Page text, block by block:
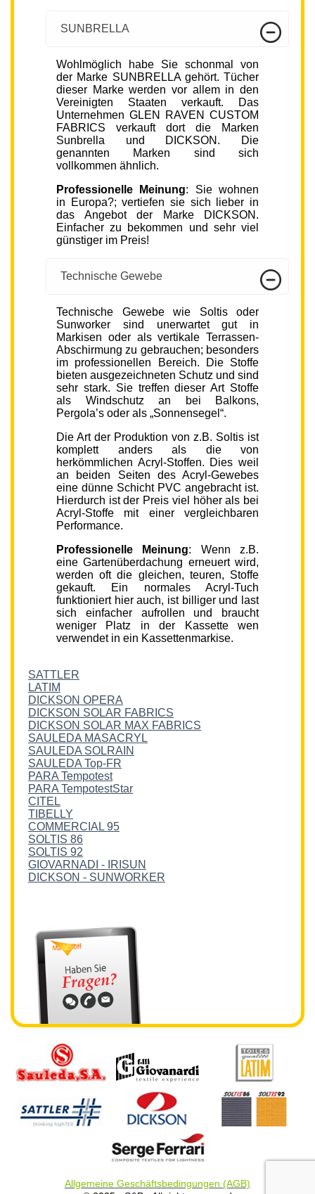
SUNBRELLA
Wohlmöglich habe Sie schonmal von
der Marke SUNBRELLA gehört. Tücher
dieser Marke werden vor allem in den
Vereinigten Staaten verkauft. Das
Unternehmen GLEN RAVEN CUSTOM
FABRICS verkauft dort die Marken
Sunbrella und DICKSON. Die
genannten Marken sind sich
vollkommen ähnlich.
Professionelle Meinung: Sie wohnen
in Europa?; vertiefen sie sich lieber in
das Angebot der Marke DICKSON.
Einfacher zu bekommen und sehr viel
günstiger im Preis!
Technische Gewebe
Technische Gewebe wie Soltis oder
Sunworker sind unerwartet gut in
Markisen oder als vertikale Terrassen-
Abschirmung zu gebrauchen; besonders
im professionellen Bereich. Die Stoffe
bieten ausgezeichneten Schutz und sind
sehr stark. Sie treffen dieser Art Stoffe
als Windschutz an bei Balkons,
Pergola’s oder als „Sonnensegel“.
Die Art der Produktion von z.B. Soltis ist
komplett anders als die von
herkömmlichen Acryl-Stoffen. Dies weil
an beiden Seiten des Acryl-Gewebes
eine dünne Schicht PVC angebracht ist.
Hierdurch ist der Preis viel höher als bei
Acryl-Stoffe mit einer vergleichbaren
Performance.
Professionelle Meinung: Wenn z.B.
eine Gartenüberdachung erneuert wird,
werden oft die gleichen, teuren, Stoffe
gekauft. Ein normales Acryl-Tuch
funktioniert hier auch, ist billiger und last
sich einfacher aufrollen und braucht
weniger Platz in der Kassette wen
verwendet in ein Kassettenmarkise.
SATTLER
LATIM
DICKSON OPERA
DICKSON SOLAR FABRICS
DICKSON SOLAR MAX FABRICS
SAULEDA MASACRYL
SAULEDA SOLRAIN
SAULEDA Top-FR
PARA Tempotest
PARA TempotestStar
CITEL
TIBELLY
COMMERCIAL 95
SOLTIS 86
SOLTIS 92
GIOVARNADI - IRISUN
DICKSON - SUNWORKER
Allgemeine Geschäftsbedingungen (AGB)